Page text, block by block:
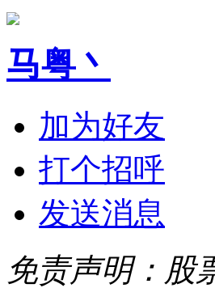
马粤丶
加为好友
打个招呼
发送消息
免责声明：股